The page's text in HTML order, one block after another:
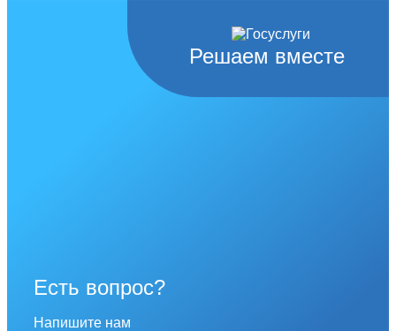
Решаем вместе
Есть вопрос?
Напишите нам